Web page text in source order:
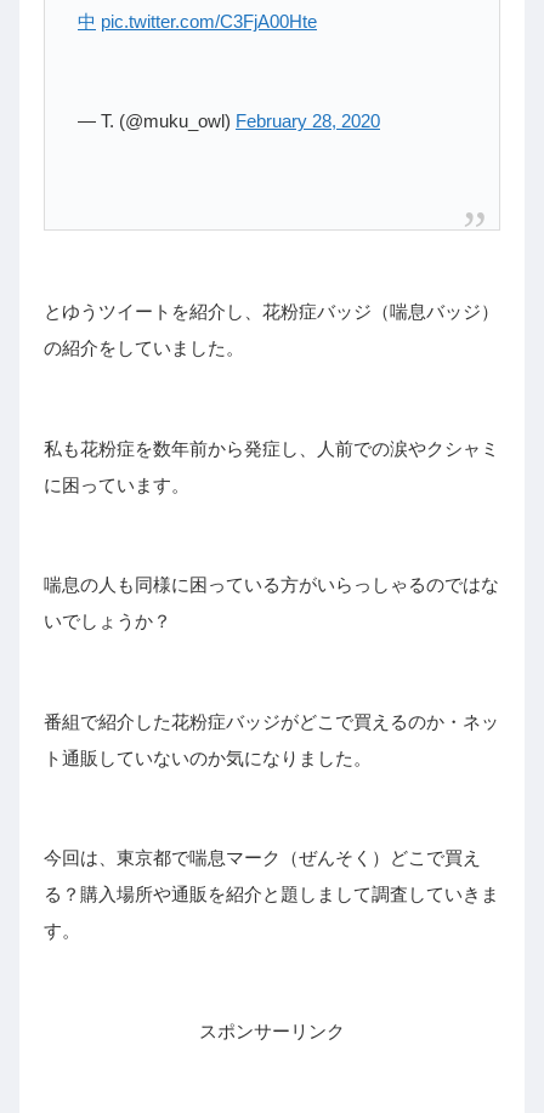
中 pic.twitter.com/C3FjA00Hte
— T. (@muku_owl) February 28, 2020
とゆうツイートを紹介し、花粉症バッジ（喘息バッジ）
の紹介をしていました。
私も花粉症を数年前から発症し、人前での涙やクシャミ
に困っています。
喘息の人も同様に困っている方がいらっしゃるのではな
いでしょうか？
番組で紹介した花粉症バッジがどこで買えるのか・ネッ
ト通販していないのか気になりました。
今回は、東京都で喘息マーク（ぜんそく）どこで買え
る？購入場所や通販を紹介と題しまして調査していきま
す。
スポンサーリンク